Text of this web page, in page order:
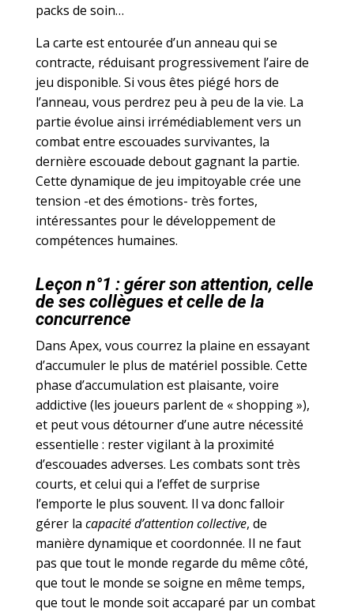
packs de soin…
La carte est entourée d’un anneau qui se
contracte, réduisant progressivement l’aire de
jeu disponible. Si vous êtes piégé hors de
l’anneau, vous perdrez peu à peu de la vie. La
partie évolue ainsi irrémédiablement vers un
combat entre escouades survivantes, la
dernière escouade debout gagnant la partie.
Cette dynamique de jeu impitoyable crée une
tension -et des émotions- très fortes,
intéressantes pour le développement de
compétences humaines.
Leçon n°1 : gérer son attention, celle
de ses collègues et celle de la
concurrence
Dans Apex, vous courrez la plaine en essayant
d’accumuler le plus de matériel possible. Cette
phase d’accumulation est plaisante, voire
addictive (les joueurs parlent de « shopping »),
et peut vous détourner d’une autre nécessité
essentielle : rester vigilant à la proximité
d’escouades adverses. Les combats sont très
courts, et celui qui a l’effet de surprise
l’emporte le plus souvent. Il va donc falloir
gérer la capacité d’attention collective, de
manière dynamique et coordonnée. Il ne faut
pas que tout le monde regarde du même côté,
que tout le monde se soigne en même temps,
que tout le monde soit accaparé par un combat